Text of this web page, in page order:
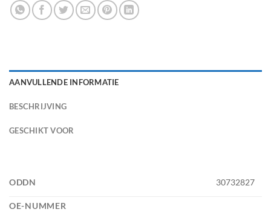
AANVULLENDE INFORMATIE
BESCHRIJVING
GESCHIKT VOOR
ODDN 30732827
OE-NUMMER